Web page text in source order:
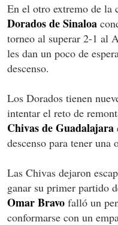
En el otro extremo de la
Dorados de Sinaloa
torneo al superar 2-1 al
les dan un poco de
descenso.
Los Dorados tienen
intentar el reto de
Chivas de Guadalajara
descenso para tener una
Las Chivas dejaron
ganar su primer partido
Omar Bravo falló un
conformarse con un